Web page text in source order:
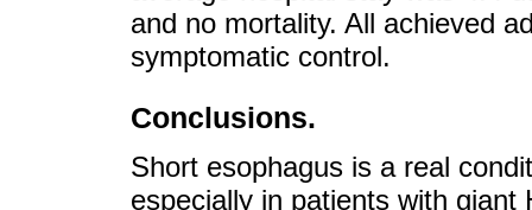
and no mortality. All achieved
symptomatic control.
Conclusions.
Short esophagus is a real
especially in patients with